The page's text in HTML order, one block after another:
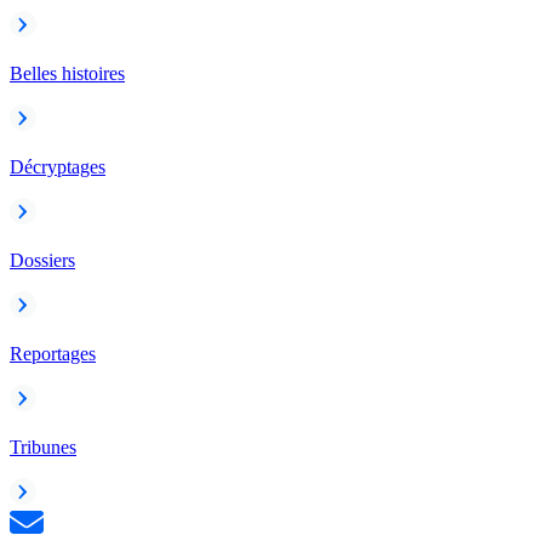
Belles histoires
Décryptages
Dossiers
Reportages
Tribunes